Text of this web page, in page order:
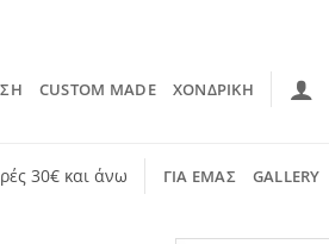
CUSTOM MADE ΧΟΝΔΡΙΚΗ
30€ και άνω ΓΙΑ ΕΜΑΣ GALLERY